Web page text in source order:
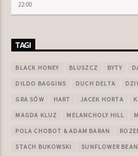
22:00
TAGI
BLACK HONEY BLUSZCZ BYTY
DILDO BAGGINS DUCH DELTA
GRA SÓW HART JACEK HORTA
MAGDA KLUZ MELANCHOLY HILL
POLA CHOBOT & ADAM BARAN
STACH BUKOWSKI SUNFLOWER BEAN